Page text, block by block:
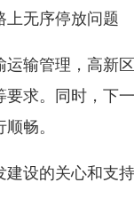
无序停放问题
管理，高新区
求。同时，下
畅。
设的关心和支